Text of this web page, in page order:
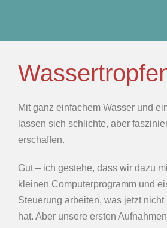
Mit ganz einfachem Wasser und
lassen sich schlichte, aber
erschaffen.
Gut – ich gestehe, dass wir dazu
kleinen Computerprogramm und
Steuerung arbeiten, was jetzt
hat. Aber unsere ersten